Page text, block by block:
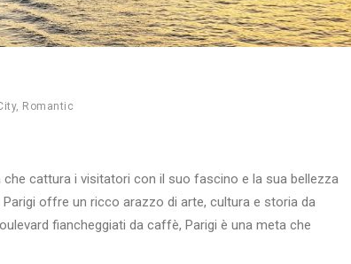
, Romantic
che cattura i visitatori con il suo fascino e la sua bellezza
offre un ricco arazzo di arte, cultura e storia da
fiancheggiati da caffè, Parigi è una meta che